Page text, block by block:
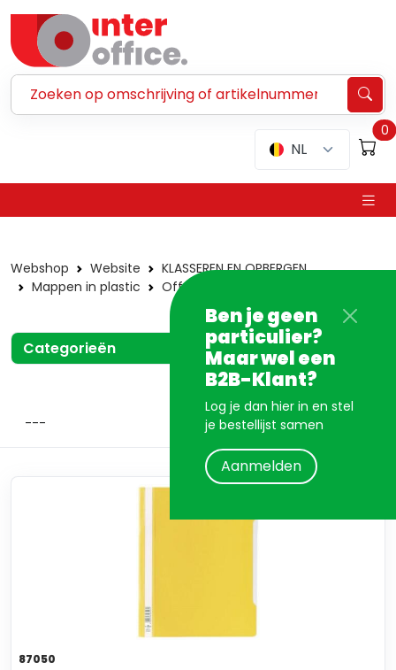
NL
0
Ben je geen
particulier?
Maar wel een
B2B-Klant?
Log je dan hier in en stel
je bestellijst samen
Aanmelden
Webshop Website
KLASSEREN EN OPBERGEN
Mappen in plastic
Offertemappen
Categorieën
87050